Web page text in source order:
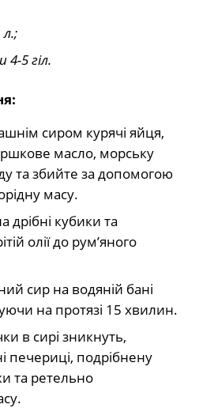
л.;
5 гіл.
сиром курячі яйця,
масло, морську
та збийте за допомогою
масу.
дрібні кубики та
олії до рум’яного
сир на водяній бані
на протязі 15 хвилин.
в сирі зникнуть,
печериці, подрібнену
та ретельно